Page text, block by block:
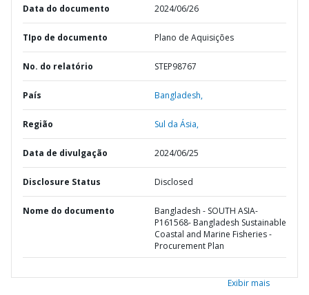
Data do documento 2024/06/26
TIpo de documento Plano de Aquisições
No. do relatório STEP98767
País Bangladesh,
Região Sul da Ásia,
Data de divulgação 2024/06/25
Disclosure Status Disclosed
Nome do documento
Bangladesh - SOUTH ASIA-
P161568- Bangladesh Sustainable
Coastal and Marine Fisheries -
Procurement Plan
Exibir mais